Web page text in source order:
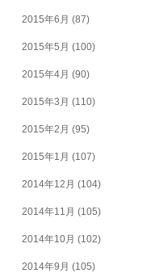
2015年6月 (87)
2015年5月 (100)
2015年4月 (90)
2015年3月 (110)
2015年2月 (95)
2015年1月 (107)
2014年12月 (104)
2014年11月 (105)
2014年10月 (102)
2014年9月 (105)